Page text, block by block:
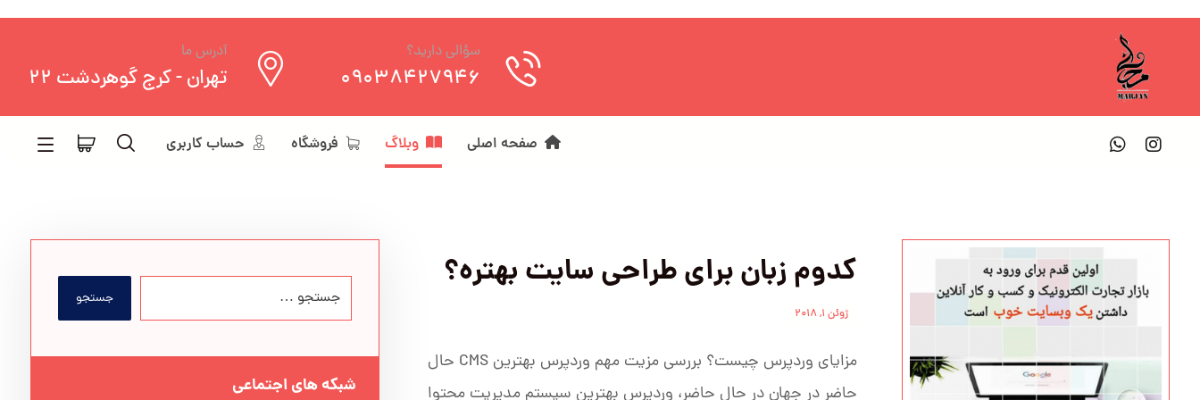
آدرس ما
تهران - کرج گوهردشت 22
سؤالی دارید؟
09038427946
صفحه اصلی وبلاگ فروشگاه حساب کاربری
کدوم زبان برای طراحی سایت بهتره؟
ژوئن ۱, ۲۰۱۸
مزایای وردپرس چیست؟ بررسی مزیت مهم وردپرس بهترین CMS حال
حاضر در جهان در حال حاضر، وردپرس بهترین سیستم مدیریت محتوا
جستجو
شبکه های اجتماعی